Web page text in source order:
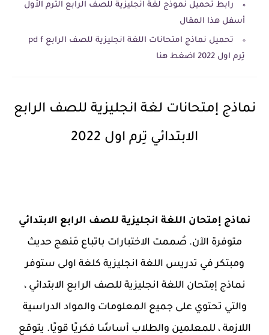
رابط تحميل نموذج لغة انجليزية للصف الرابع الترم الاَول
أسفل هذا المقال
تحميل نماذج امتحانات اللغة انجليزية للصف الرابع pd f
تِرم اول 2022 اضغط هنا
نماذج إمتحانات لغة انجليزية للصف الرابع
الابتدائي تِرم اول 2022
نماذج إمتحان اللغة انجليزية للصف الرابع الابتدائي
متوفرة الآن. صُممت الاختبارات باتباع مَنهج حديث
ومبتكر في تدريس اللغة انجليزية كلغة اولى ستوفر
نماذج إمِتحان اللغة انجليزية للصف الرابع الابتدائي ،
والتي تحتوي على جميع المعلومات والمواد الدراسية
اللازمة ، للمعلمين والطلاب أساسًا فكريًا قويًا. يتوقع